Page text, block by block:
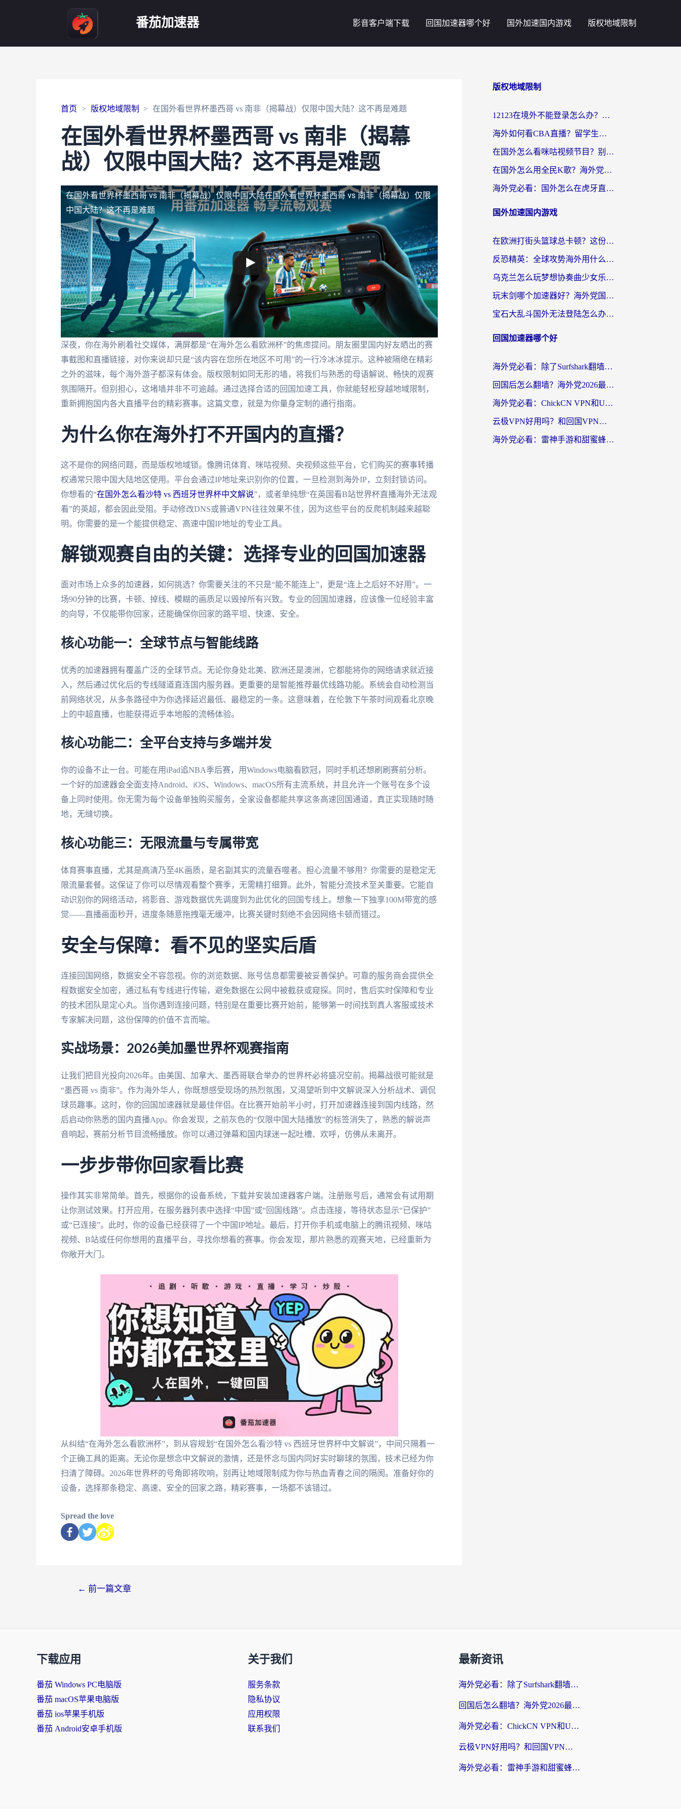
番茄加速器 影音客户端下载 回国加速器哪个好 国外加速国内游戏 版权地域限制
首页 版权地域限制 在国外看世界杯墨西哥 vs 南非（揭幕战）仅限中国大陆？这不再是难题
在国外看世界杯墨西哥 vs 南非（揭幕
战）仅限中国大陆？这不再是难题
在国外看世界杯墨西哥 vs 南非（揭幕战）仅限中国大陆在国外看世界杯墨西哥 vs 南非（揭幕战）仅限
中国大陆？这不再是难题
深夜，你在海外刷着社交媒体，满屏都是“在海外怎么看欧洲杯”的焦虑提问。朋友圈里国内好友晒出的赛
事截图和直播链接，对你来说却只是“该内容在您所在地区不可用”的一行冷冰冰提示。这种被隔绝在精彩
之外的滋味，每个海外游子都深有体会。版权限制如同无形的墙，将我们与熟悉的母语解说、畅快的观赛
氛围隔开。但别担心，这堵墙并非不可逾越。通过选择合适的回国加速工具，你就能轻松穿越地域限制，
重新拥抱国内各大直播平台的精彩赛事。这篇文章，就是为你量身定制的通行指南。
为什么你在海外打不开国内的直播？
这不是你的网络问题，而是版权地域锁。像腾讯体育、咪咕视频、央视频这些平台，它们购买的赛事转播
权通常只限中国大陆地区使用。平台会通过IP地址来识别你的位置，一旦检测到海外IP，立刻封锁访问。
你想看的“在国外怎么看沙特 vs 西班牙世界杯中文解说”，或者单纯想“在英国看B站世界杯直播海外无法观
看”的英超，都会因此受阻。手动修改DNS或普通VPN往往效果不佳，因为这些平台的反爬机制越来越聪
明。你需要的是一个能提供稳定、高速中国IP地址的专业工具。
解锁观赛自由的关键：选择专业的回国加速器
面对市场上众多的加速器，如何挑选？你需要关注的不只是“能不能连上”，更是“连上之后好不好用”。一
场90分钟的比赛，卡顿、掉线、模糊的画质足以毁掉所有兴致。专业的回国加速器，应该像一位经验丰富
的向导，不仅能带你回家，还能确保你回家的路平坦、快速、安全。
核心功能一：全球节点与智能线路
优秀的加速器拥有覆盖广泛的全球节点。无论你身处北美、欧洲还是澳洲，它都能将你的网络请求就近接
入，然后通过优化后的专线隧道直连国内服务器。更重要的是智能推荐最优线路功能。系统会自动检测当
前网络状况，从多条路径中为你选择延迟最低、最稳定的一条。这意味着，在伦敦下午茶时间观看北京晚
上的中超直播，也能获得近乎本地般的流畅体验。
核心功能二：全平台支持与多端并发
你的设备不止一台。可能在用iPad追NBA季后赛，用Windows电脑看欧冠，同时手机还想刷刷赛前分析。
一个好的加速器会全面支持Android、iOS、Windows、macOS所有主流系统，并且允许一个账号在多个设
备上同时使用。你无需为每个设备单独购买服务，全家设备都能共享这条高速回国通道，真正实现随时随
地，无缝切换。
核心功能三：无限流量与专属带宽
体育赛事直播，尤其是高清乃至4K画质，是名副其实的流量吞噬者。担心流量不够用？你需要的是稳定无
限流量套餐。这保证了你可以尽情观看整个赛季，无需精打细算。此外，智能分流技术至关重要。它能自
动识别你的网络活动，将影音、游戏数据优先调度到为此优化的回国专线上。想象一下独享100M带宽的感
觉——直播画面秒开，进度条随意拖拽毫无缓冲，比赛关键时刻绝不会因网络卡顿而错过。
安全与保障：看不见的坚实后盾
连接回国网络，数据安全不容忽视。你的浏览数据、账号信息都需要被妥善保护。可靠的服务商会提供全
程数据安全加密，通过私有专线进行传输，避免数据在公网中被截获或窥探。同时，售后实时保障和专业
的技术团队是定心丸。当你遇到连接问题，特别是在重要比赛开始前，能够第一时间找到真人客服或技术
专家解决问题，这份保障的价值不言而喻。
实战场景：2026美加墨世界杯观赛指南
让我们把目光投向2026年。由美国、加拿大、墨西哥联合举办的世界杯必将盛况空前。揭幕战很可能就是
“墨西哥 vs 南非”。作为海外华人，你既想感受现场的热烈氛围，又渴望听到中文解说深入分析战术、调侃
球员趣事。这时，你的回国加速器就是最佳伴侣。在比赛开始前半小时，打开加速器连接到国内线路，然
后启动你熟悉的国内直播App。你会发现，之前灰色的“仅限中国大陆播放”的标签消失了，熟悉的解说声
音响起，赛前分析节目流畅播放。你可以通过弹幕和国内球迷一起吐槽、欢呼，仿佛从未离开。
一步步带你回家看比赛
操作其实非常简单。首先，根据你的设备系统，下载并安装加速器客户端。注册账号后，通常会有试用期
让你测试效果。打开应用，在服务器列表中选择“中国”或“回国线路”。点击连接，等待状态显示“已保护”
或“已连接”。此时，你的设备已经获得了一个中国IP地址。最后，打开你手机或电脑上的腾讯视频、咪咕
视频、B站或任何你想用的直播平台，寻找你想看的赛事。你会发现，那片熟悉的观赛天地，已经重新为
你敞开大门。
从纠结“在海外怎么看欧洲杯”，到从容规划“在国外怎么看沙特 vs 西班牙世界杯中文解说”，中间只隔着一
个正确工具的距离。无论你是想念中文解说的激情，还是怀念与国内同好实时聊球的氛围，技术已经为你
扫清了障碍。2026年世界杯的号角即将吹响，别再让地域限制成为你与热血青春之间的隔阂。准备好你的
设备，选择那条稳定、高速、安全的回家之路，精彩赛事，一场都不该错过。
Spread the love
← 前一篇文章
版权地域限制
12123在境外不能登录怎么办？海外党亲测有效的回国加速方案
海外如何看CBA直播？留学生亲测有效的体育赛事观看指南
在国外怎么看咪咕视频节目？别让地域限制挡住你的追剧自由
在国外怎么用全民K歌？海外党亲测不卡顿的回国加速秘籍
海外党必看：国外怎么在虎牙直播不卡顿？附腾讯视频网易云音乐解决方案
国外加速国内游戏
在欧洲打街头篮球总卡顿？这份加速器选择指南帮你解决延迟难题
反恐精英：全球攻势海外用什么加速器登录？海外党国服游戏畅玩指南
乌克兰怎么玩梦想协奏曲少女乐团派对？海外党国服游戏加速全攻略（附欧洲重生细胞荒野行动不卡技巧）
玩末剑哪个加速器好？海外党国服游戏畅玩终极指南（附3款热门游戏实测）
宝石大乱斗国外无法登陆怎么办？海外玩家专属加速指南（附穿越火线原野传说解决方案）
回国加速器哪个好
海外党必看：除了Surfshark翻墙回国，这些加速器选择技巧你真的懂吗？
回国后怎么翻墙？海外党2026最新无缝访问国内资源全攻略（附对比实测）
海外党必看：ChickCN VPN和UfunR VPN对比哪个回国效果更好？附实用选择指南
云极VPN好用吗？和回国VPN对比哪个回国效果更好？海外党亲测避坑指南
海外党必看：雷神手游和甜蜜蜂好用吗？3步选对回国加速器无缝刷国内资源
下载应用
番茄 Windows PC电脑版
番茄 macOS苹果电脑版
番茄 ios苹果手机版
番茄 Android安卓手机版
关于我们
服务条款
隐私协议
应用权限
联系我们
最新资讯
海外党必看：除了Surfshark翻墙回国，这些加速器选择技巧你真的懂吗？
回国后怎么翻墙？海外党2026最新无缝访问国内资源全攻略（附对比实测）
海外党必看：ChickCN VPN和UfunR VPN对比哪个回国效果更好？附实用选择指南
云极VPN好用吗？和回国VPN对比哪个回国效果更好？海外党亲测避坑指南
海外党必看：雷神手游和甜蜜蜂好用吗？3步选对回国加速器无缝刷国内资源